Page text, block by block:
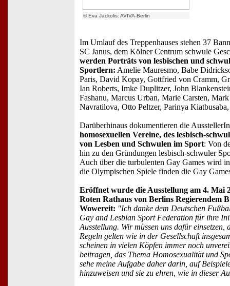
© Eva Jackolis: AVIVA-Berlin
Im Umlauf des Treppenhauses stehen 37
SC Janus, dem Kölner Centrum schwule
werden Porträts von lesbischen und
Sportlern: Amelie Mauresmo, Babe
Paris, David Kopay, Gottfried von Cramm,
Ian Roberts, Imke Duplitzer, John
Fashanu, Marcus Urban, Marie Carsten,
Navratilova, Otto Peltzer, Parinya
Darüberhinaus dokumentieren die
homosexuellen Vereine, des lesbisch-
von Lesben und Schwulen im Sport: Von
hin zu den Gründungen lesbisch-schwuler
Auch über die turbulenten Gay Games wird
die Olympischen Spiele finden die Gay
Eröffnet wurde die Ausstellung am 4. Mai
Roten Rathaus von Berlins Regierendem
Wowereit: "Ich danke dem Deutschen
Gay and Lesbian Sport Federation für ihre
Ausstellung. Wir müssen uns dafür einsetzen,
Regeln gelten wie in der Gesellschaft
scheinen in vielen Köpfen immer noch
beitragen, das Thema Homosexualität und
sehe meine Aufgabe daher darin, auf
hinzuweisen und sie zu ehren, wie in dieser